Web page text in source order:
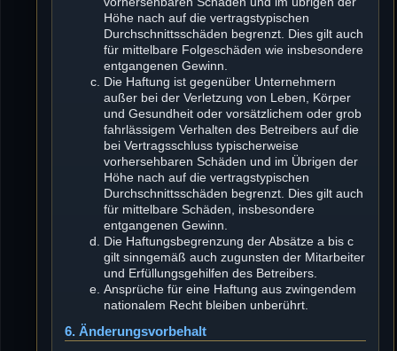
Höhe nach auf die vertragstypischen
Durchschnittsschäden begrenzt. Dies gilt auch
für mittelbare Folgeschäden wie insbesondere
entgangenen Gewinn.
Die Haftung ist gegenüber Unternehmern
außer bei der Verletzung von Leben, Körper
und Gesundheit oder vorsätzlichem oder grob
fahrlässigem Verhalten des Betreibers auf die
bei Vertragsschluss typischerweise
vorhersehbaren Schäden und im Übrigen der
Höhe nach auf die vertragstypischen
Durchschnittsschäden begrenzt. Dies gilt auch
für mittelbare Schäden, insbesondere
entgangenen Gewinn.
Die Haftungsbegrenzung der Absätze a bis c
gilt sinngemäß auch zugunsten der Mitarbeiter
und Erfüllungsgehilfen des Betreibers.
Ansprüche für eine Haftung aus zwingendem
nationalem Recht bleiben unberührt.
6. Änderungsvorbehalt